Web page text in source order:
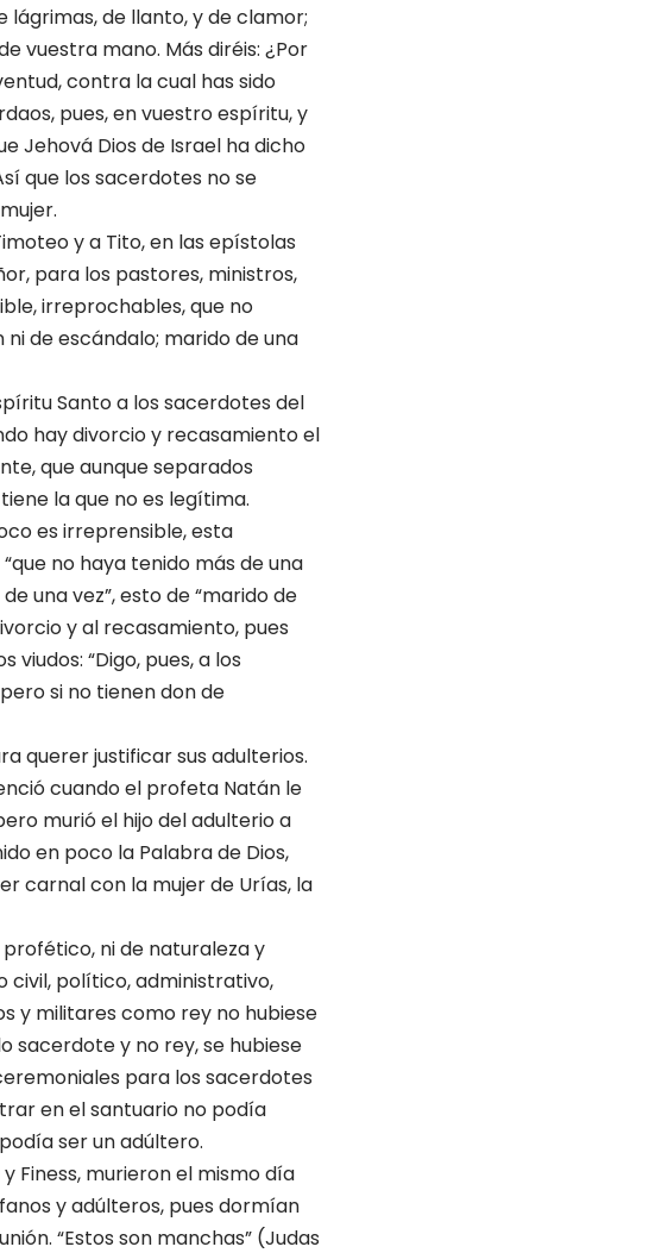
lágrimas, de llanto, y de clamor;
vuestra mano. Más diréis: ¿Por
contra la cual has sido
pues, en vuestro espíritu, y
Jehová Dios de Israel ha dicho
que los sacerdotes no se
y a Tito, en las epístolas
para los pastores, ministros,
irreprochables, que no
de escándalo; marido de una
Santo a los sacerdotes del
hay divorcio y recasamiento el
que aunque separados
la que no es legítima.
es irreprensible, esta
no haya tenido más de una
una vez”, esto de “marido de
y al recasamiento, pues
“Digo, pues, a los
si no tienen don de
querer justificar sus adulterios.
cuando el profeta Natán le
murió el hijo del adulterio a
en poco la Palabra de Dios,
carnal con la mujer de Urías, la
ni de naturaleza y
civil, político, administrativo,
y militares como rey no hubiese
sacerdote y no rey, se hubiese
para los sacerdotes
en el santuario no podía
ser un adúltero.
Finess, murieron el mismo día
y adúlteros, pues dormían
“Estos son manchas” (Judas